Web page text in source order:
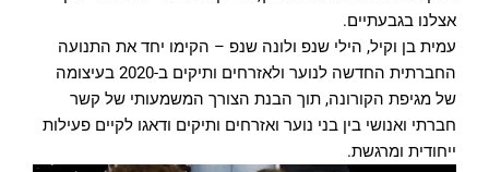
אצלנו בגבעתיים.
עמית בן וקיל, הילי שנפ ולונה שנפ – הקימו יחד את התנועה
החברתית החדשה לנוער ולאזרחים ותיקים ב-2020 בעיצומה
של מגיפת הקורונה, תוך הבנת הצורך המשמעותי של קשר
חברתי ואנושי בין בני נוער ואזרחים ותיקים ודאגו לקיים פעילות
ייחודית ומרגשת.